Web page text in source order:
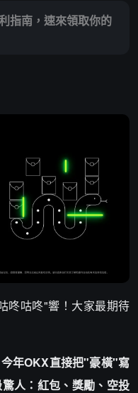
指南，速來領取你的
咚咕咚"響！大家最期待
年OKX直接把"豪橫"寫
人：紅包、獎勵、空投